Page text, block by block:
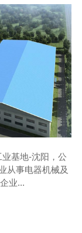
基地-沈阳，公
从事电器机械及
业...